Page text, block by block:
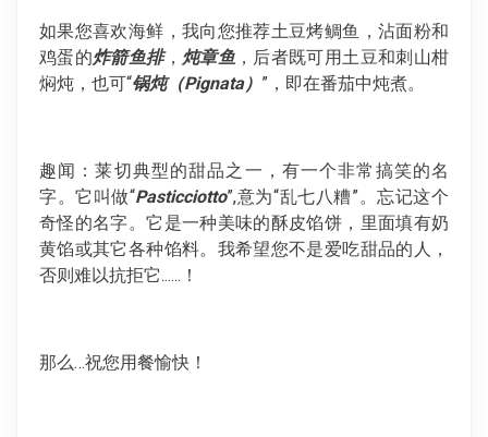
如果您喜欢海鲜，我向您推荐土豆烤鲷鱼，沾面粉和
鸡蛋的炸箭鱼排， 炖章鱼 ，后者既可用土豆和刺山柑
焖炖，也可“锅炖（Pignata） ”，即在番茄中炖煮。
趣闻：莱切典型的甜品之一，有一个非常搞笑的名
字。它叫做“Pasticciotto”,意为“乱七八糟”。忘记这个
奇怪的名字。它是一种美味的酥皮馅饼，里面填有奶
黄馅或其它各种馅料。我希望您不是爱吃甜品的人，
否则难以抗拒它......！
那么…祝您用餐愉快！